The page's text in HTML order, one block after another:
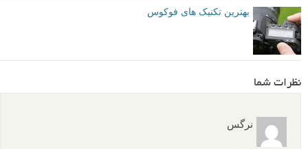
بهترین تکنیک های فوکوس
نظرات شما
نرگس